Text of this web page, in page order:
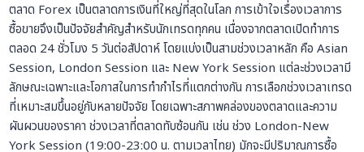
ตลาด Forex เป็นตลาดการเงินที่ใหญ่ที่สุดในโลก การเข้าใจเรื่องเวลาการ
ซื้อขายจึงเป็นปัจจัยสำคัญสำหรับนักเทรดทุกคน เนื่องจากตลาดเปิดทำการ
ตลอด 24 ชั่วโมง 5 วันต่อสัปดาห์ โดยแบ่งเป็นสามช่วงเวลาหลัก คือ Asian
Session, London Session และ New York Session แต่ละช่วงเวลามี
ลักษณะเฉพาะและโอกาสในการทำกำไรที่แตกต่างกัน การเลือกช่วงเวลาเทรด
ที่เหมาะสมขึ้นอยู่กับหลายปัจจัย โดยเฉพาะสภาพคล่องของตลาดและความ
ผันผวนของราคา ช่วงเวลาที่ตลาดทับซ้อนกัน เช่น ช่วง London-New
York Session (19:00-23:00 น. ตามเวลาไทย) มักจะมีปริมาณการซื้อ